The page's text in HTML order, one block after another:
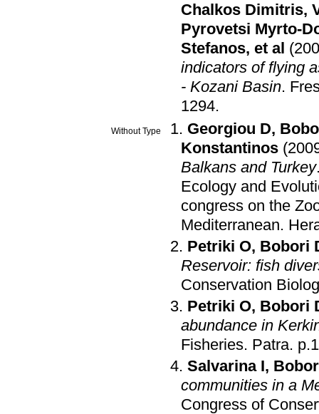
Chalkos Dimitris,
Pyrovetsi Myrto-
Stefanos, et al
indicators of flying
- Kozani Basin.
1294.
Without Type Georgiou D,
Konstantinos
Balkans and Turkey
Ecology and
congress on the
Mediterranean.
Petriki O, Bobori
Reservoir: fish
Conservation
Petriki O, Bobori
abundance in
Fisheries. Patra.
Salvarina I,
communities in a
Congress of